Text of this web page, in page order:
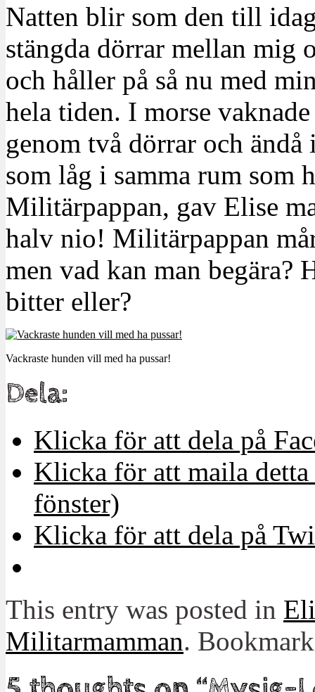
Natten blir som den till
stängda dörrar mellan mig
och håller på så nu med
hela tiden. I morse
genom två dörrar och
som låg i samma rum som
Militärpappan, gav Elise
halv nio! Militärpappan
men vad kan man begära?
bitter eller?
Vackraste hunden vill med ha pussar!
Dela:
Klicka för att dela på
Klicka för att maila
fönster)
Klicka för att dela på
This entry was posted in
Militarmamman.